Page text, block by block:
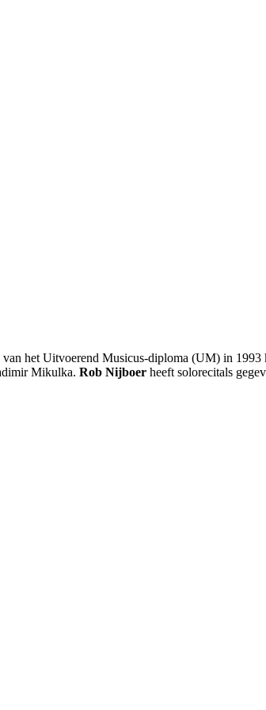
het Uitvoerend Musicus-diploma (UM) in
Mikulka. Rob Nijboer heeft solorecitals